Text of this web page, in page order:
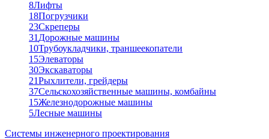
8Лифты
18Погрузчики
23Скреперы
31 Дорожные машины
10Трубоукладчики, траншеекопатели
15Элеваторы
30Экскаваторы
21Рыхлители, грейдеры
37Сельскохозяйственные машины, комбайны
15Железнодорожные машины
5Лесные машины
Системы инженерного проектирования